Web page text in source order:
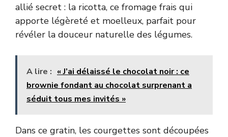
allié secret : la ricotta, ce fromage frais qui
apporte légèreté et moelleux, parfait pour
révéler la douceur naturelle des légumes.
A lire : « J’ai délaissé le chocolat noir : ce
brownie fondant au chocolat surprenant a
séduit tous mes invités »
Dans ce gratin, les courgettes sont découpées